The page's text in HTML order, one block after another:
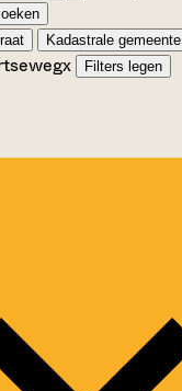
Kadastrale gemeente
x Filters legen